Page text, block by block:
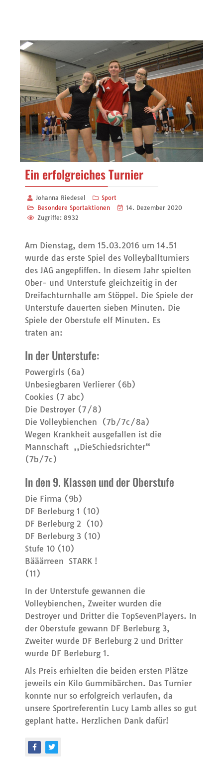
Ein erfolgreiches Turnier
Johanna Riedesel
Sport
Besondere Sportaktionen
14. Dezember 2020
Zugriffe: 8932
Am Dienstag, dem 15.03.2016 um 14.51
wurde das erste Spiel des Volleyballturniers
des JAG angepfiffen. In diesem Jahr spielten
Ober- und Unterstufe gleichzeitig in der
Dreifachturnhalle am Stöppel. Die Spiele der
Unterstufe dauerten sieben Minuten. Die
Spiele der Oberstufe elf Minuten. Es
traten an:
In der Unterstufe:
Powergirls (6a)
Unbesiegbaren Verlierer (6b)
Cookies (7 abc)
Die Destroyer (7/8)
Die Volleybienchen (7b/7c/8a)
Wegen Krankheit ausgefallen ist die
Mannschaft ,,DieSchiedsrichter“
(7b/7c)
In den 9. Klassen und der Oberstufe
Die Firma (9b)
DF Berleburg 1 (10)
DF Berleburg 2 (10)
DF Berleburg 3 (10)
Stufe 10 (10)
Bääärreen STARK !
In der Unterstufe gewannen die
Volleybienchen, Zweiter wurden die
Destroyer und Dritter die TopSevenPlayers. In
der Oberstufe gewann DF Berleburg 3,
Zweiter wurde DF Berleburg 2 und Dritter
wurde DF Berleburg 1.
Als Preis erhielten die beiden ersten Plätze
jeweils ein Kilo Gummibärchen. Das Turnier
konnte nur so erfolgreich verlaufen, da
unsere Sportreferentin Lucy Lamb alles so gut
geplant hatte. Herzlichen Dank dafür!